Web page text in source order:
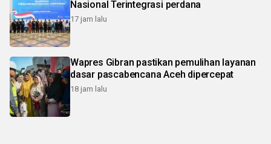
Nasional Terintegrasi perdana
17 jam lalu
Wapres Gibran pastikan pemulihan layanan
dasar pascabencana Aceh dipercepat
18 jam lalu